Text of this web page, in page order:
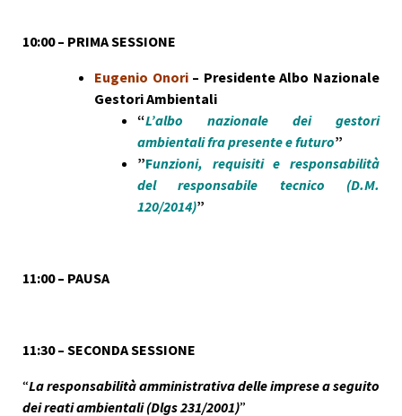
10:00 – PRIMA SESSIONE
Eugenio Onori– Presidente Albo Nazionale
Gestori Ambientali
“L’albo nazionale dei gestori
ambientali fra presente e futuro”
”Funzioni, requisiti e responsabilità
del responsabile tecnico (D.M.
120/2014)”
11:00 – PAUSA
11:30 – SECONDA SESSIONE
“La responsabilità amministrativa delle imprese a seguito
dei reati ambientali (Dlgs 231/2001)”